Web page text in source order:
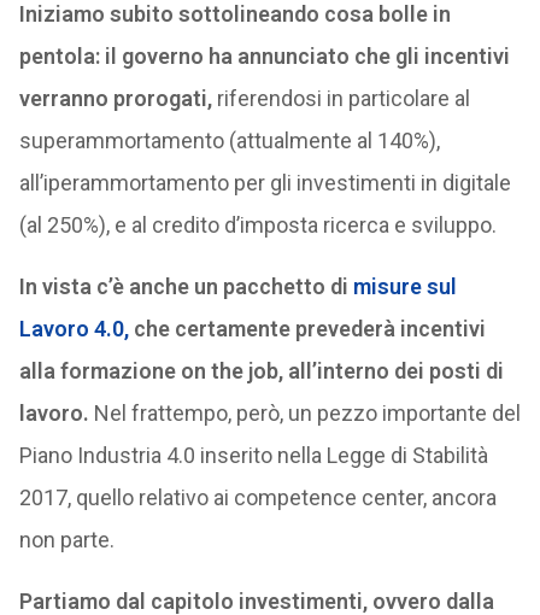
Iniziamo subito sottolineando cosa bolle in
pentola: il governo ha annunciato che gli incentivi
verranno prorogati,riferendosi in particolare al
superammortamento (attualmente al 140%),
all’iperammortamento per gli investimenti in digitale
(al 250%), e al credito d’imposta ricerca e sviluppo.
In vista c’è anche un pacchetto di misure sul
Lavoro 4.0,che certamente prevederà incentivi
alla formazione on the job, all’interno dei posti di
lavoro. Nel frattempo, però, un pezzo importante del
Piano Industria 4.0 inserito nella Legge di Stabilità
2017, quello relativo ai competence center, ancora
non parte.
Partiamo dal capitolo investimenti, ovvero dalla